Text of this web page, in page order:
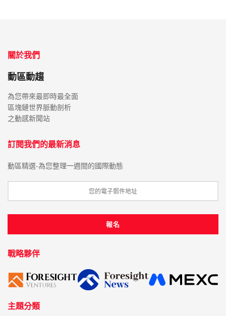
關於我們
動區動趨
為您帶來最即時最全面
區塊鏈世界脈動剖析
之動感新聞站
訂閱我們的最新消息
動區精選-為您整理一週間的國際動態
戰略夥伴
主題分類